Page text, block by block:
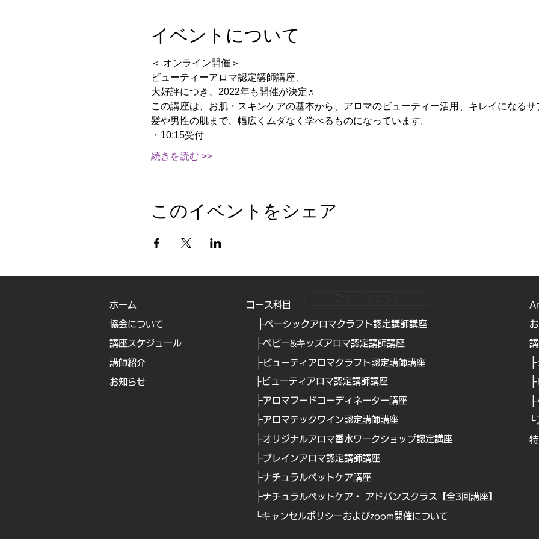
イベントについて
＜ オンライン開催＞
ビューティーアロマ認定講師講座、
大好評につき、2022年も開催が決定♬
この講座は、お肌・スキンケアの基本から、アロマのビューティー活用、キレイになるサ
髪や男性の肌まで、幅広くムダなく学べるものになっています。
・10:15受付
続きを読む >>
このイベントをシェア
ホーム
協会について
講座スケジュール
講師紹介
お知らせ
コース科目
├ベーシックアロマクラフト認定講師講座
├ベビー&キッズアロマ認定講師講座
├ ビューティアロマクラフト認定講師講座
├ ビューティアロマ認定講師講座
├アロマフードコーディネーター講座
├アロマテックワイン認定講師講座
├オリジナルアロマ香水ワークショップ認定講座
├ブレインアロマ認定講師講座
├ナチュラルペットケア講座
├ナチュラルペットケア・ アドバンスクラス【全3回講座】
└キャンセルポリシーおよびzoom開催について
​
├
├
├
└